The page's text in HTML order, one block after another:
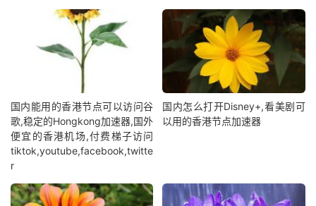
国内能用的香港节点可以访问谷
歌,稳定的Hongkong加速器,国外
便宜的香港机场,付费梯子访问
tiktok,youtube,facebook,twitte
r
国内怎么打开Disney+,看美剧可
以用的香港节点加速器